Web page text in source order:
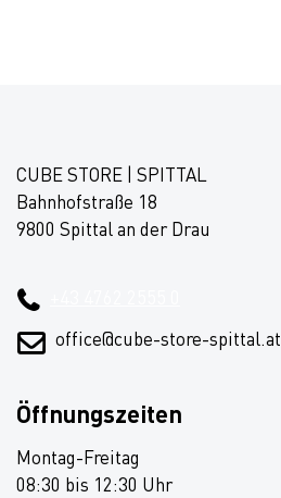
CUBE STORE | SPITTAL
Bahnhofstraße 18
9800 Spittal an der Drau
office@cube-store-spittal.at
Öffnungszeiten
Montag-Freitag
08:30 bis 12:30 Uhr